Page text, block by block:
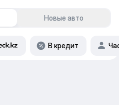
Новые авто
В кредит